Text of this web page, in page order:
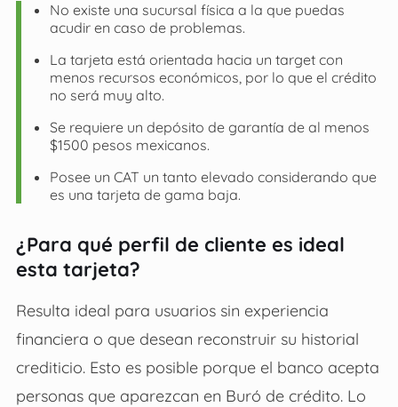
No existe una sucursal física a la que puedas
acudir en caso de problemas.
La tarjeta está orientada hacia un target con
menos recursos económicos, por lo que el crédito
no será muy alto.
Se requiere un depósito de garantía de al menos
$1500 pesos mexicanos.
Posee un CAT un tanto elevado considerando que
es una tarjeta de gama baja.
¿Para qué perfil de cliente es ideal
esta tarjeta?
Resulta ideal para usuarios sin experiencia
financiera o que desean reconstruir su historial
crediticio. Esto es posible porque el banco acepta
personas que aparezcan en Buró de crédito. Lo